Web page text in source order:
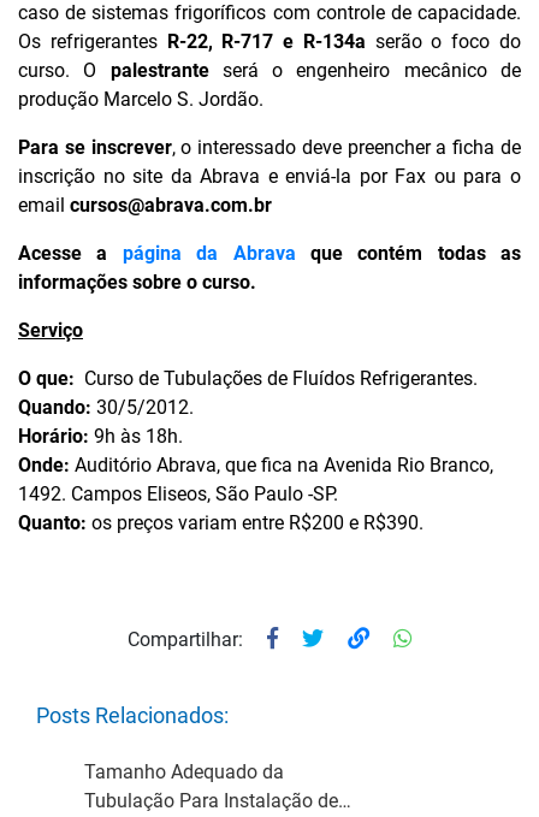
caso de sistemas frigoríficos com controle de capacidade.
Os refrigerantes R-22, R-717 e R-134a serão o foco do
curso. O palestranteserá o engenheiro mecânico de
produção Marcelo S. Jordão.
Para se inscrever, o interessado deve preencher a ficha de
inscrição no site da Abrava e enviá-la por Fax ou para o
email cursos@abrava.com.br
Acesse a página da Abrava que contém todas as
informações sobre o curso.
Serviço
O que: Curso de Tubulações de Fluídos Refrigerantes.
Quando: 30/5/2012.
Horário: 9h às 18h.
Onde: Auditório Abrava, que fica na Avenida Rio Branco,
1492. Campos Eliseos, São Paulo -SP.
Quanto: os preços variam entre R$200 e R$390.
Compartilhar:
Posts Relacionados:
Tamanho Adequado da
Tubulação Para Instalação de…